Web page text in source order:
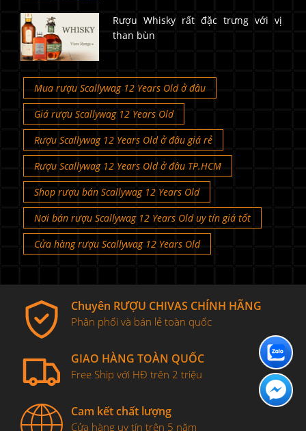
Rượu Whisky rất đặc trưng với vị
than bùn
Mua rượu Scallywag 12 Years Old ở đâu
Giá rượu Scallywag 12 Years Old
Rượu Scallywag 12 Years Old ở đâu giá rẻ
Rượu Scallywag 12 Years Old ở đâu TP.HCM
Shop rượu bán Scallywag 12 Years Old
Nơi bán rượu Scallywag 12 Years Old uy tín giá tốt
Cửa hàng rượu Scallywag 12 Years Old
Chuyên RƯỢU CHIVAS CHÍNH HÃNG
Phân phối và bán lẻ toàn quốc
GIAO HÀNG TOÀN QUỐC
Free Ship với HĐ trên 2 triệu
Cam kết chất lượng
Cửa hàng uy tín trên 5 năm